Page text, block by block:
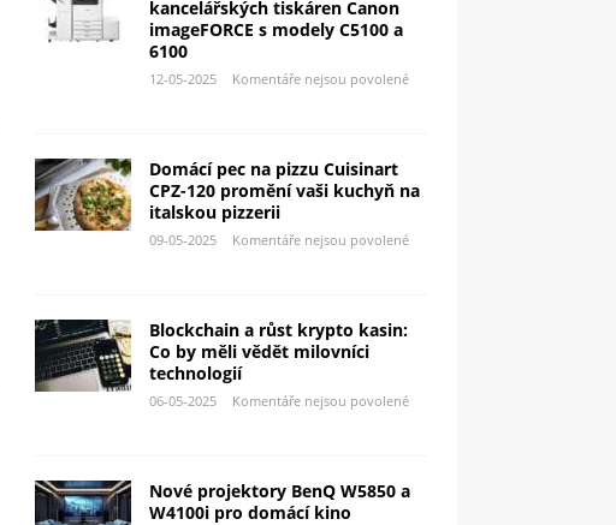
kancelářských tiskáren Canon
imageFORCE s modely C5100 a
6100
12-05-2025 Komentáře nejsou povolené
Domácí pec na pizzu Cuisinart
CPZ-120 promění vaši kuchyň na
italskou pizzerii
09-05-2025 Komentáře nejsou povolené
Blockchain a růst krypto kasin:
Co by měli vědět milovníci
technologií
06-05-2025 Komentáře nejsou povolené
Nové projektory BenQ W5850 a
W4100i pro domácí kino